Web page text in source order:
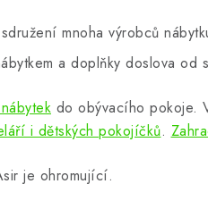
mnoha výrobců
a doplňky doslova od
do obývacího pokoje.
i dětských pokojíčků.
je ohromující.